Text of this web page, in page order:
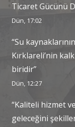
Ticaret Gücünü
Dün, 17:02
“Su
Kırklareli’nin
biridir”
Dün, 12:27
“Kaliteli hizmet
geleceğini